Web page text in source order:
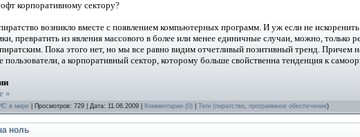
корпоративному сектору?
возникло вместе с появлением компьютерных программ. И уж если не искоренить
превратить из явления массового в более или менее единичные случаи, можно, только
Пока этого нет, но мы все равно видим отчетливый позитивный тренд. Причем
пользователи, а корпоративный сектор, которому больше свойственна тенденция к
»
в мире | Просмотров: 729 | Дата: 11.06.2009 Комментарии (0) Теги (пиратство, программное обеспечение)
ноль